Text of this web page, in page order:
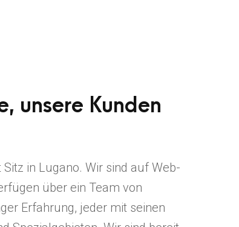
unsere Kunden
in Lugano. Wir sind auf Web-
über ein Team von
Erfahrung, jeder mit seinen